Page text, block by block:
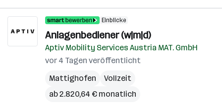
Einblicke
Anlagenbediener (w|m|d)
Aptiv Mobility Services Austria MAT. GmbH
vor 4 Tagen veröffentlicht
Mattighofen
Vollzeit
ab 2.820,64 € monatlich